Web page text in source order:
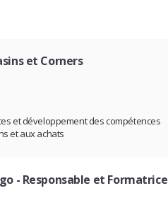
et Corners
et développement des compétences
et aux achats
- Responsable et Formatrice